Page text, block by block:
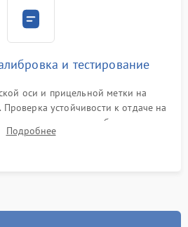
и тестирование
оси и прицельной метки на
устойчивости к отдаче на
качества изображения в
и корректной работы всех
Подробнее